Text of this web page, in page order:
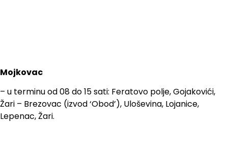
Mojkovac
– u terminu od 08 do 15 sati: Feratovo polje, Gojakovići,
Žari – Brezovac (izvod ‘Obod’), Uloševina, Lojanice,
Lepenac, Žari.